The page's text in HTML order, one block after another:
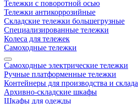
Тележки с поворотной осью
Тележки антикоррозийные
Складские тележки большегрузные
Специализированные тележки
Колеса для тележек
Самоходные тележки
Самоходные электрические тележки
Ручные платформенные тележки
Контейнеры для производства и склада
Архивно-складские шкафы
Шкафы для одежды